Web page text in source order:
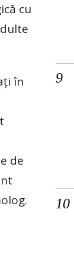
cu
în
de